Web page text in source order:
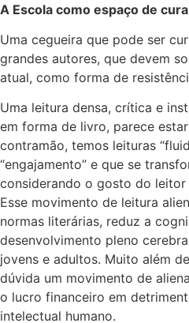
A Escola como espaço de
Uma cegueira que pode ser
grandes autores, que devem
atual, como forma de
Uma leitura densa, crítica e
em forma de livro, parece
contramão, temos leituras
“engajamento” e que se
considerando o gosto do
Esse movimento de leitura
normas literárias, reduz a
desenvolvimento pleno
jovens e adultos. Muito além
dúvida um movimento de
o lucro financeiro em
intelectual humano.